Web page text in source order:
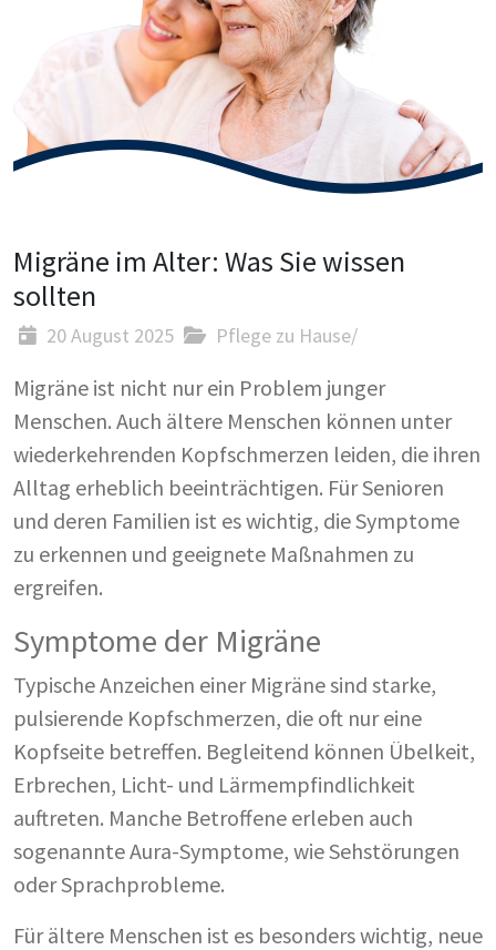
Migräne im Alter: Was Sie wissen
sollten
20 August 2025 Pflege zu Hause/
Migräne ist nicht nur ein Problem junger
Menschen. Auch ältere Menschen können unter
wiederkehrenden Kopfschmerzen leiden, die ihren
Alltag erheblich beeinträchtigen. Für Senioren
und deren Familien ist es wichtig, die Symptome
zu erkennen und geeignete Maßnahmen zu
ergreifen.
Symptome der Migräne
Typische Anzeichen einer Migräne sind starke,
pulsierende Kopfschmerzen, die oft nur eine
Kopfseite betreffen. Begleitend können Übelkeit,
Erbrechen, Licht- und Lärmempfindlichkeit
auftreten. Manche Betroffene erleben auch
sogenannte Aura-Symptome, wie Sehstörungen
oder Sprachprobleme.
Für ältere Menschen ist es besonders wichtig, neue